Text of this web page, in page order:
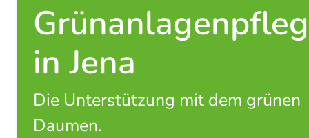
in Jena
Die Unterstützung mit dem grünen
Daumen.